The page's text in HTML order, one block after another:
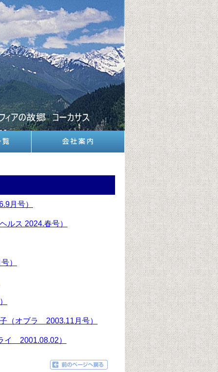
月号）
ルス 2024.春号）
）
（オブラ 2003.11月号）
イ 2001.08.02）